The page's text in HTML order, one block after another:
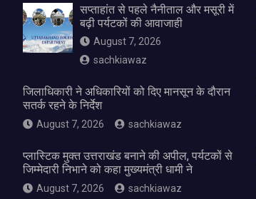
सप्ताहांत से पहले नैनीताल और मसूरी में
बढ़ी पर्यटकों की आवाजाही
August 7, 2026
sachkiawaz
जिलाधिकारी ने अधिकारियों को दिए मानसून के दौरान
सतर्क रहने के निर्देश
August 7, 2026 sachkiawaz
प्लास्टिक मुक्त उत्तराखंड बनाने की अपील, पर्यटकों से
जिम्मेदारी निभाने को कहा मुख्यमंत्री धामी ने
August 7, 2026 sachkiawaz